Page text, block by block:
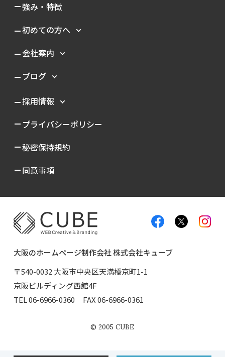
強み・特徴
初めての方へ
会社案内
ブログ
採用情報
プライバシーポリシー
秘密保持規約
同意事項
大阪のホームページ制作会社 株式会社キューブ
〒540-0032 大阪市中央区天満橋京町1-1
京阪ビルディング西館4F
TEL06-6966-0360 FAX 06-6966-0361
©2005 CUBE